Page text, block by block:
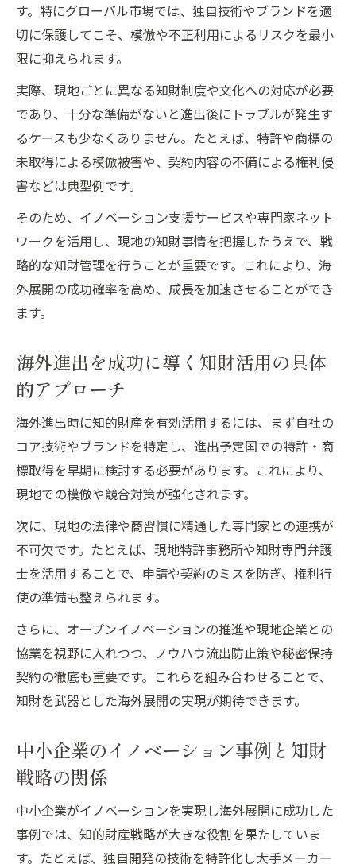
す。特にグローバル市場では、独自技術やブランドを適
切に保護してこそ、模倣や不正利用によるリスクを最小
限に抑えられます。
実際、現地ごとに異なる知財制度や文化への対応が必要
であり、十分な準備がないと進出後にトラブルが発生す
るケースも少なくありません。たとえば、特許や商標の
未取得による模倣被害や、契約内容の不備による権利侵
害などは典型例です。
そのため、イノベーション支援サービスや専門家ネット
ワークを活用し、現地の知財事情を把握したうえで、戦
略的な知財管理を行うことが重要です。これにより、海
外展開の成功確率を高め、成長を加速させることができ
ます。
海外進出を成功に導く知財活用の具体
的アプローチ
海外進出時に知的財産を有効活用するには、まず自社の
コア技術やブランドを特定し、進出予定国での特許・商
標取得を早期に検討する必要があります。これにより、
現地での模倣や競合対策が強化されます。
次に、現地の法律や商習慣に精通した専門家との連携が
不可欠です。たとえば、現地特許事務所や知財専門弁護
士を活用することで、申請や契約のミスを防ぎ、権利行
使の準備も整えられます。
さらに、オープンイノベーションの推進や現地企業との
協業を視野に入れつつ、ノウハウ流出防止策や秘密保持
契約の徹底も重要です。これらを組み合わせることで、
知財を武器とした海外展開の実現が期待できます。
中小企業のイノベーション事例と知財
戦略の関係
中小企業がイノベーションを実現し海外展開に成功した
事例では、知的財産戦略が大きな役割を果たしていま
す。たとえば、独自開発の技術を特許化し大手メーカー